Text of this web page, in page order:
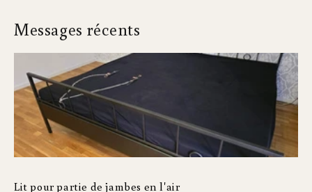
Messages récents
Lit pour partie de jambes en l'air